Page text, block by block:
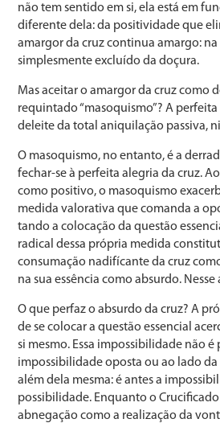
não tem sentido em si, ela está em
diferente dela: da positividade que
amargor da cruz continua amargo: na
simplesmente excluído da doçura.
Mas aceitar o amargor da cruz como
requintado “masoquismo”? A
deleite da total aniquilação passiva,
O masoquismo, no entanto, é a
fechar-se à perfeita alegria da cruz.
como positivo, o masoquismo
medida valorativa que comanda a
tando a colocação da questão
radical dessa própria medida
consumação nadifícante da cruz
na sua essência como absurdo. Nesse
O que perfaz o absurdo da cruz? A
de se colocar a questão essencial
si mesmo. Essa impossibilidade não é
impossibilidade oposta ou ao lado
além dela mesma: é antes a
possibilidade. Enquanto o
abnegação como a realização da